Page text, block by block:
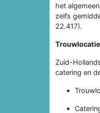
het
zelfs
22.417).
Zuid-
catering en